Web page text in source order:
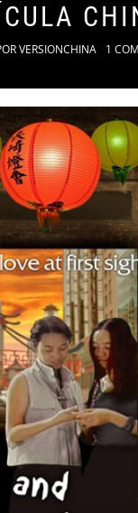
VERSIONCHINA 1